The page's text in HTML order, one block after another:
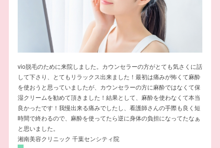
vio脱毛のために来院しました。カウンセラーの方がとても気さくに話
して下さり、とてもリラックス出来ました！最初は痛みが怖くて麻酔
を使おうと思っていましたが、カウンセラーの方に麻酔ではなくて保
湿クリームを勧めて頂きました！結果として、麻酔を使わなくて本当
良かったです！我慢出来る痛みでしたし、看護師さんの手際も良く短
時間で終わるので、麻酔を使ってたら逆に身体の負担になってたなぁ
と思いました。
湘南美容クリニック 千葉センシティ院